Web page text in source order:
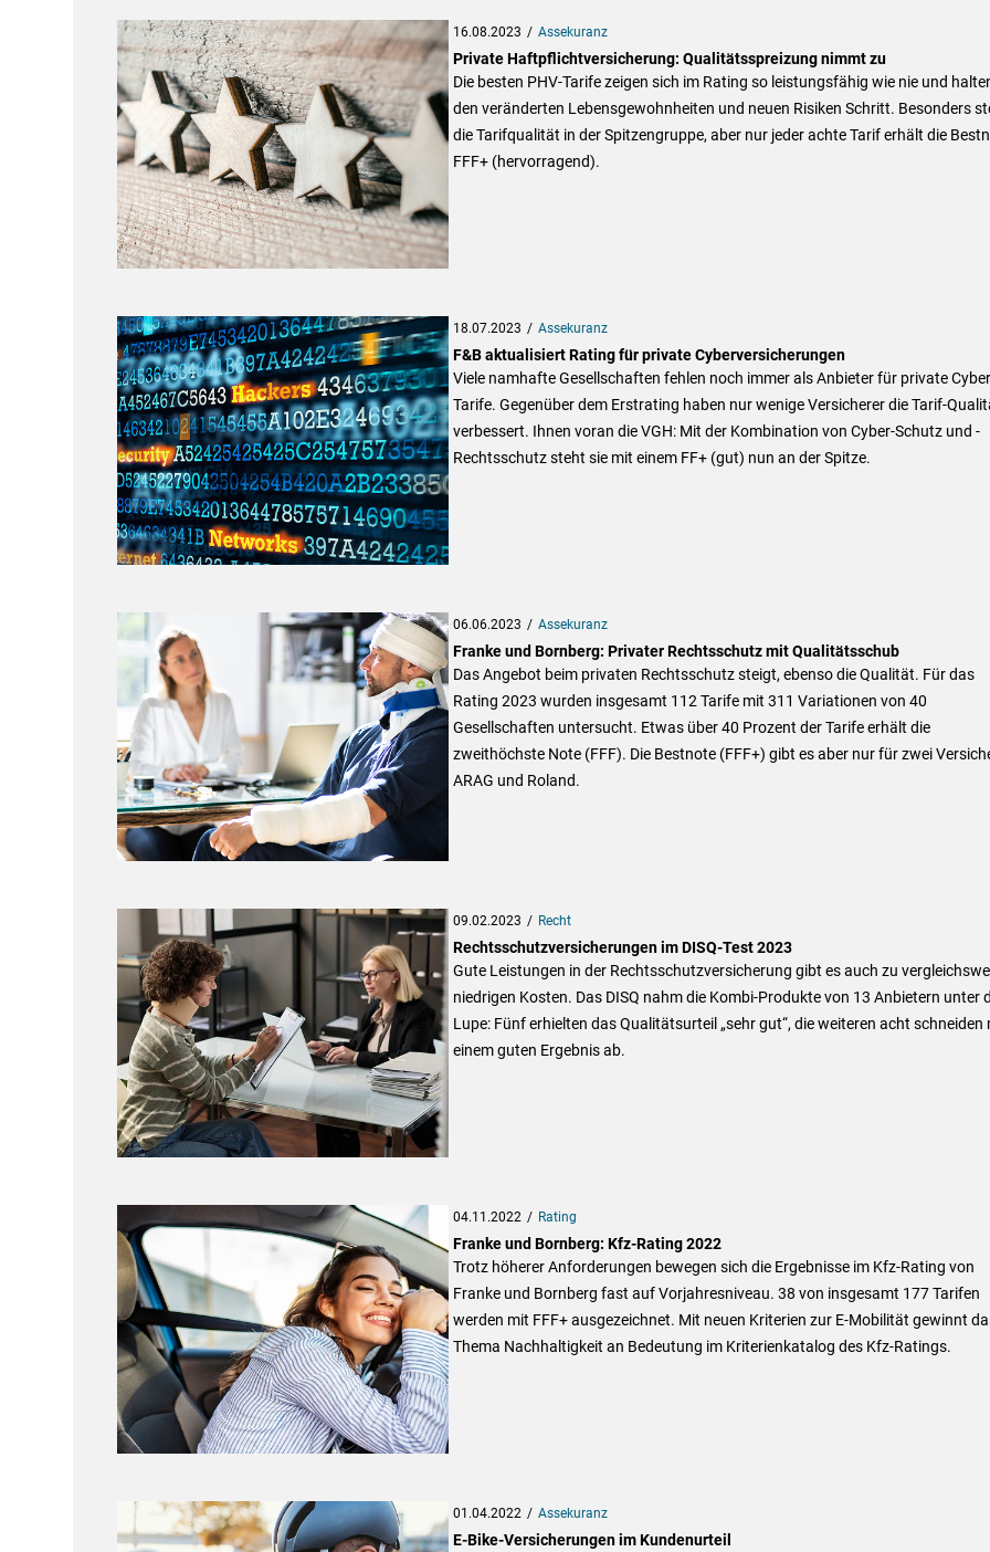
16.08.2023 Assekuranz
Private Haftpflichtversicherung: Qualitätsspreizung nimmt zu
Die besten PHV-Tarife zeigen sich im Rating so leistungsfähig wie nie und
den veränderten Lebensgewohnheiten und neuen Risiken Schritt. Besonders
die Tarifqualität in der Spitzengruppe, aber nur jeder achte Tarif erhält die
FFF+ (hervorragend).
18.07.2023 Assekuranz
F&B aktualisiert Rating für private Cyberversicherungen
Viele namhafte Gesellschaften fehlen noch immer als Anbieter für private
Tarife. Gegenüber dem Erstrating haben nur wenige Versicherer die Tarif-
verbessert. Ihnen voran die VGH: Mit der Kombination von Cyber-Schutz und -
Rechtsschutz steht sie mit einem FF+ (gut) nun an der Spitze.
06.06.2023 Assekuranz
Franke und Bornberg: Privater Rechtsschutz mit Qualitätsschub
Das Angebot beim privaten Rechtsschutz steigt, ebenso die Qualität. Für das
Rating 2023 wurden insgesamt 112 Tarife mit 311 Variationen von 40
Gesellschaften untersucht. Etwas über 40 Prozent der Tarife erhält die
zweithöchste Note (FFF). Die Bestnote (FFF+) gibt es aber nur für zwei
ARAG und Roland.
09.02.2023 Recht
Rechtsschutzversicherungen im DISQ-Test 2023
Gute Leistungen in der Rechtsschutzversicherung gibt es auch zu
niedrigen Kosten. Das DISQ nahm die Kombi-Produkte von 13 Anbietern unter
Lupe: Fünf erhielten das Qualitätsurteil „sehr gut“, die weiteren acht schneiden
einem guten Ergebnis ab.
04.11.2022 Rating
Franke und Bornberg: Kfz-Rating 2022
Trotz höherer Anforderungen bewegen sich die Ergebnisse im Kfz-Rating von
Franke und Bornberg fast auf Vorjahresniveau. 38 von insgesamt 177 Tarifen
werden mit FFF+ ausgezeichnet. Mit neuen Kriterien zur E-Mobilität gewinnt
Thema Nachhaltigkeit an Bedeutung im Kriterienkatalog des Kfz-Ratings.
01.04.2022 Assekuranz
E-Bike-Versicherungen im Kundenurteil